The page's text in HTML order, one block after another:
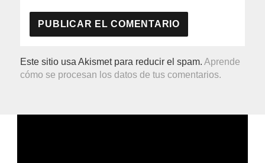
Este sitio usa Akismet para reducir el spam.Aprende
cómo se procesan los datos de tus comentarios.